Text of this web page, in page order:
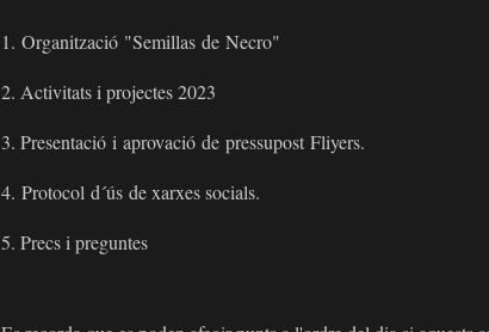
1. Organització "Semillas de Necro"
2. Activitats i projectes 2023
3. Presentació i aprovació de pressupost Fliyers.
4. Protocol d´ús de xarxes socials.
5. Precs i preguntes